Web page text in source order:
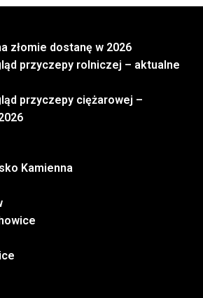
złomie dostanę w 2026
przyczepy rolniczej – aktualne
przyczepy ciężarowej –
Kamienna